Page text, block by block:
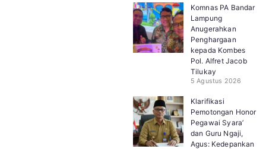
Komnas PA Bandar
Lampung
Anugerahkan
Penghargaan
kepada Kombes
Pol. Alfret Jacob
Tilukay
5 Agustus 2026
Klarifikasi
Pemotongan Honor
Pegawai Syara’
dan Guru Ngaji,
Agus: Kedepankan